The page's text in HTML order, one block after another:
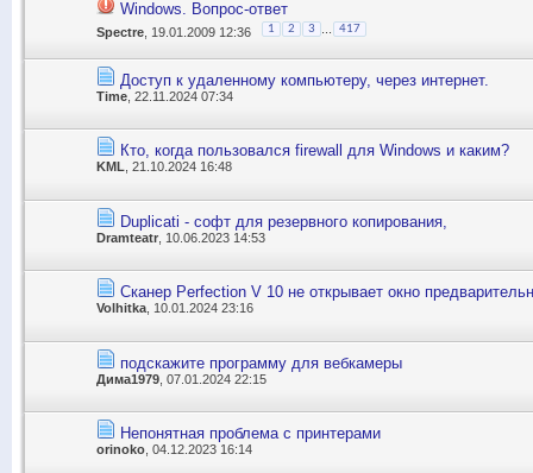
Windows. Вопрос-ответ
Spectre , 19.01.2009 12:36 1 2 3 417
Доступ к удаленному компьютеру, через интернет.
Time , 22.11.2024 07:34
Кто, когда пользовался firewall для Windows и каким?
KML , 21.10.2024 16:48
Duplicati - софт для резервного копирования,
Dramteatr , 10.06.2023 14:53
Сканер Perfection V 10 не открывает окно
Volhitka , 10.01.2024 23:16
подскaжите прогрaмму для вебкaмеры
Дима1979 , 07.01.2024 22:15
Непонятная проблема с принтерами
orinoko , 04.12.2023 16:14